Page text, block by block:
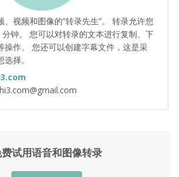
、视频和图像的“转录先生”。 转录允许您
钟。 您可以对转录的文本进行复制、下
操作。 您还可以创建字幕文件，这是采
择。
试用语音和图像转录